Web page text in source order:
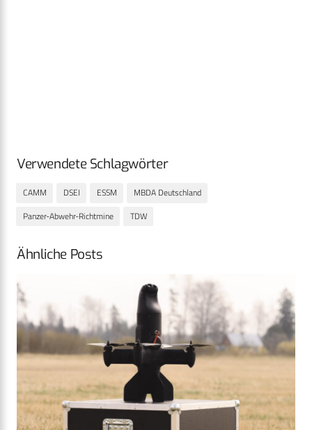
Verwendete Schlagwörter
CAMM DSEI ESSM
MBDA Deutschland
Panzer-Abwehr-Richtmine
TDW
Ähnliche Posts